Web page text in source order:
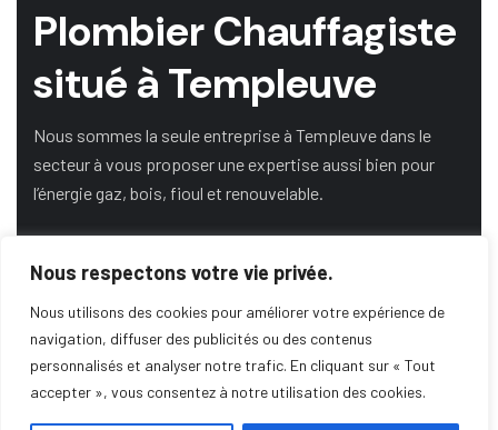
Nous respectons votre vie privée.
Nous utilisons des cookies pour améliorer votre expérience de
navigation, diffuser des publicités ou des contenus
personnalisés et analyser notre trafic. En cliquant sur « Tout
accepter », vous consentez à notre utilisation des cookies.
Plombier Chauffagiste
situé à Templeuve
Nous sommes la seule entreprise à Templeuve dans le
secteur à vous proposer une expertise aussi bien pour
l’énergie gaz, bois, fioul et renouvelable.
DEMANDE DE DEVIS
SERVICE DE DÉPANNAGE